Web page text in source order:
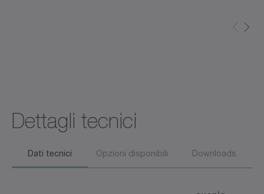
Dettagli tecnici
Dati tecnici Opzioni disponibili Downloads